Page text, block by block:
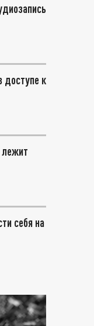
доступе к
лежит
себя на